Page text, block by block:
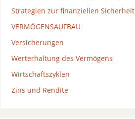
Strategien zur finanziellen Sicherheit
VERMÖGENSAUFBAU
Versicherungen
Werterhaltung des Vermögens
Wirtschaftszyklen
Zins und Rendite